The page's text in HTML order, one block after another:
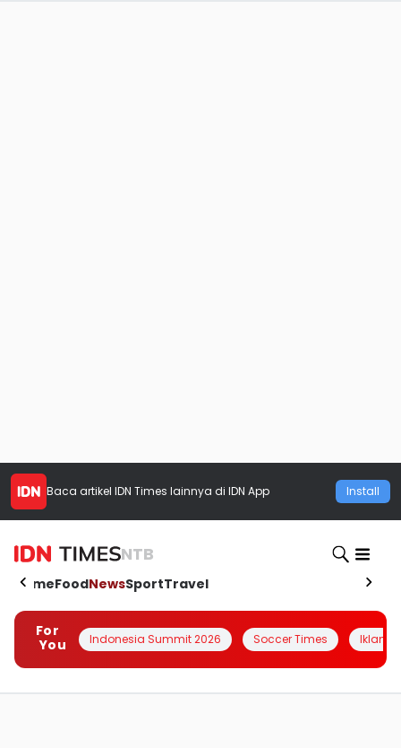
Baca artikel IDN Times lainnya di IDN App Install
NTB
HomeFoodNewsSportTravel
For
You
Indonesia Summit 2026 Soccer Times Iklanin